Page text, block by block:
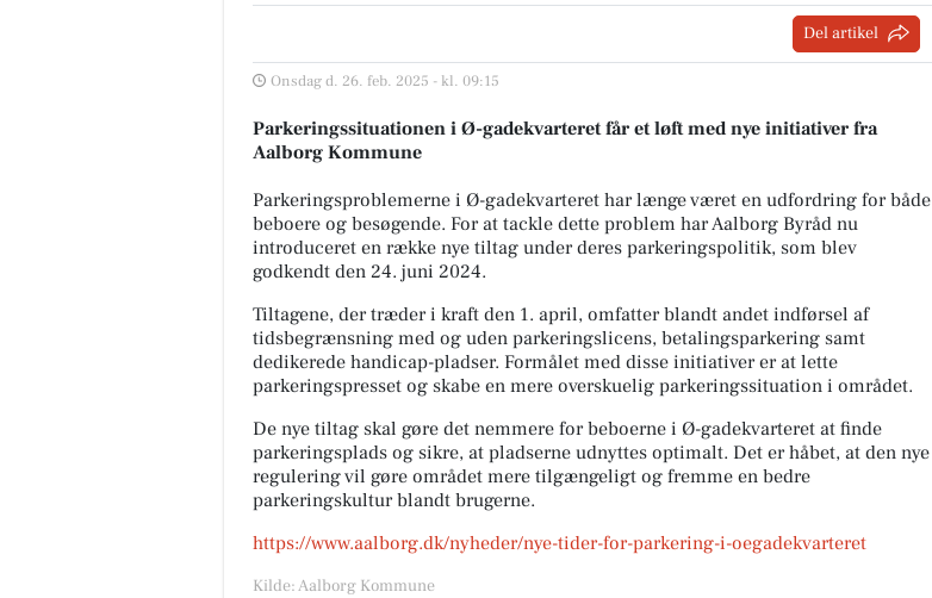
Del artikel
Onsdag d. 26. feb. 2025 - kl. 09:15
Parkeringssituationen i Ø-gadekvarteret får et løft med nye initiativer fra
Aalborg Kommune
Parkeringsproblemerne i Ø-gadekvarteret har længe været en udfordring for både
beboere og besøgende. For at tackle dette problem har Aalborg Byråd nu
introduceret en række nye tiltag under deres parkeringspolitik, som blev
godkendt den 24. juni 2024.
Tiltagene, der træder i kraft den 1. april, omfatter blandt andet indførsel af
tidsbegrænsning med og uden parkeringslicens, betalingsparkering samt
dedikerede handicap-pladser. Formålet med disse initiativer er at lette
parkeringspresset og skabe en mere overskuelig parkeringssituation i området.
De nye tiltag skal gøre det nemmere for beboerne i Ø-gadekvarteret at finde
parkeringsplads og sikre, at pladserne udnyttes optimalt. Det er håbet, at den nye
regulering vil gøre området mere tilgængeligt og fremme en bedre
parkeringskultur blandt brugerne.
https://www.aalborg.dk/nyheder/nye-tider-for-parkering-i-oegadekvarteret
Kilde: Aalborg Kommune